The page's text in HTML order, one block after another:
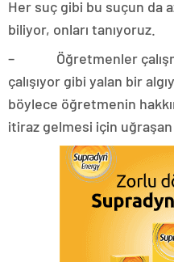
Her suç gibi bu suçun da
biliyor, onları tanıyoruz.
– Öğretmenler
çalışıyor gibi yalan bir
böylece öğretmenin
itiraz gelmesi için